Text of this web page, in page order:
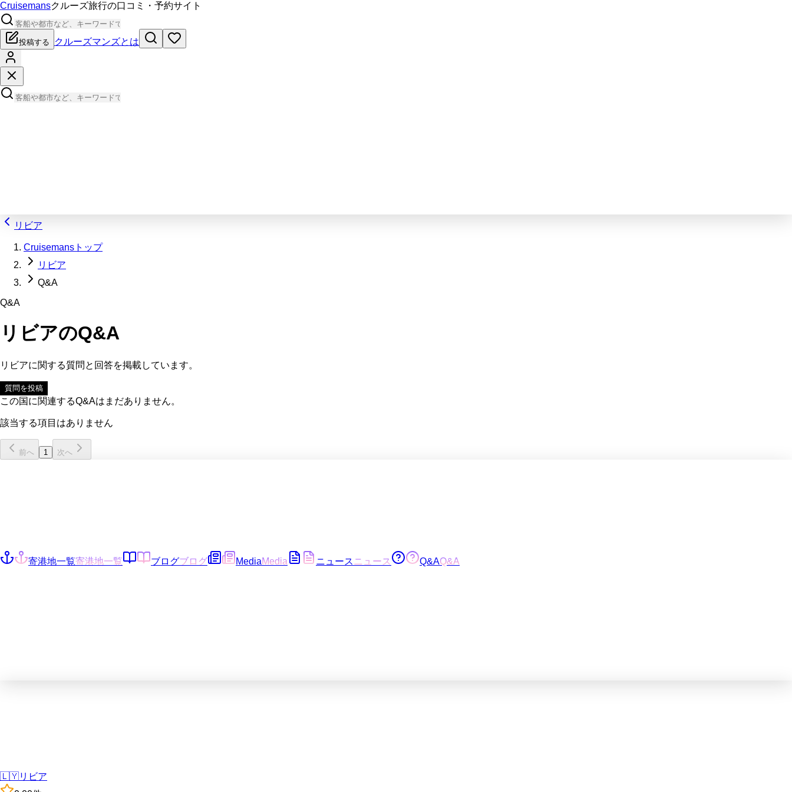
Cruisemansクルーズ旅行の口コミ・予約サイト
投稿する クルーズマンズとは
リビア
Cruisemansトップ
リビア
Q&A
Q&A
リビアのQ&A
リビアに関する質問と回答を掲載しています。
質問を投稿
この国に関連するQ&Aはまだありません。
該当する項目はありません
前へ 1 次へ
寄港地一覧寄港地一覧 ブログブログ MediaMedia ニュース ニュース Q&AQ&A
🇱🇾リビア